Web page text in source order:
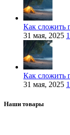
Как сложить
31 мая, 2025
Как сложить
31 мая, 2025
Наши товары